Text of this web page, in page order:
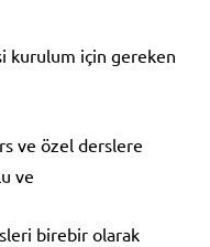
kurulum için gereken
ve özel derslere
ve
birebir olarak